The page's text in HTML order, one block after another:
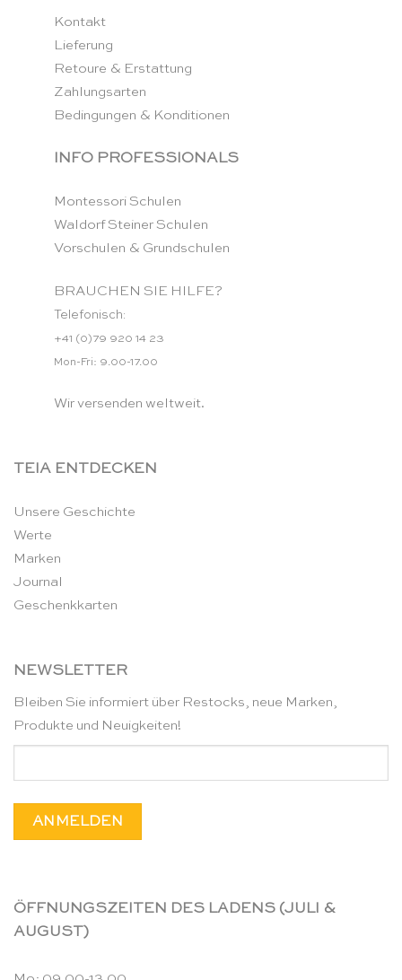
Kontakt
Lieferung
Retoure & Erstattung
Zahlungsarten
Bedingungen & Konditionen
INFO PROFESSIONALS
Montessori Schulen
Waldorf Steiner Schulen
Vorschulen & Grundschulen
BRAUCHEN SIE HILFE?
Telefonisch:
+41 (0)79 920 14 23
Mon-Fri: 9.00-17.00
Wir versenden weltweit.
TEIA ENTDECKEN
Unsere Geschichte
Werte
Marken
Journal
Geschenkkarten
NEWSLETTER
Bleiben Sie informiert über Restocks, neue Marken,
Produkte und Neuigkeiten!
ÖFFNUNGSZEITEN DES LADENS (JULI &
AUGUST)